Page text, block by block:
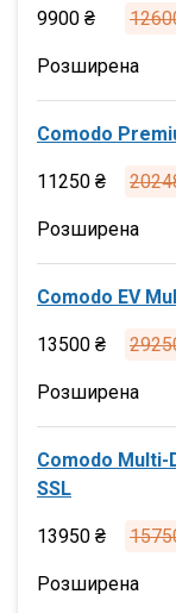
9900 ₴
Розширена
Comodo
11250 ₴
Розширена
Comodo EV
13500 ₴
Розширена
Comodo Multi-
SSL
13950 ₴
Розширена